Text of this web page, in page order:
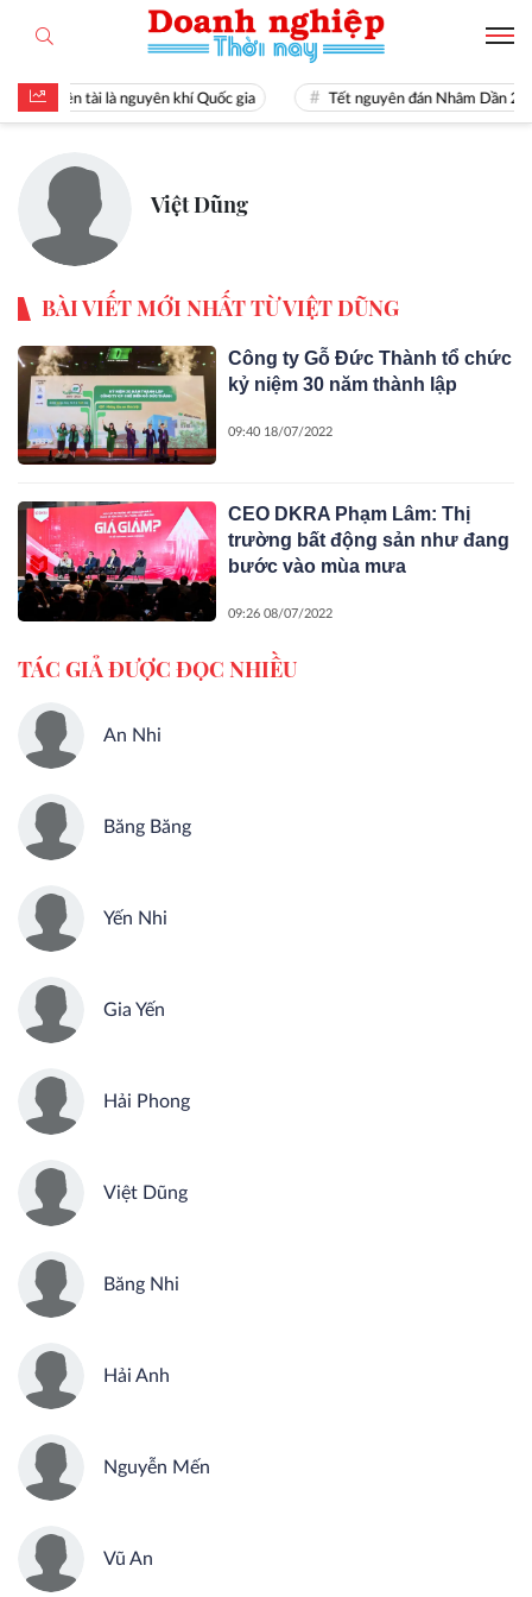
Hiền tài là nguyên khí Quốc gia Tết nguyên đán Nhâm Dần
Việt Dũng
BÀI VIẾT MỚI NHẤT TỪ VIỆT DŨNG
Công ty Gỗ Đức Thành tổ chức
kỷ niệm 30 năm thành lập
09:40 18/07/2022
CEO DKRA Phạm Lâm: Thị
trường bất động sản như đang
bước vào mùa mưa
09:26 08/07/2022
TÁC GIẢ ĐƯỢC ĐỌC NHIỀU
An Nhi
Băng Băng
Yến Nhi
Gia Yến
Hải Phong
Việt Dũng
Băng Nhi
Hải Anh
Nguyễn Mến
Vũ An